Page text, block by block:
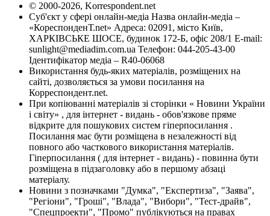
© 2000-2026, Korrespondent.net
Суб'єкт у сфері онлайн-медіа Назва онлайн-медіа –
«КореспонденТ.net» Адреса: 02091, місто Київ,
ХАРКІВСЬКЕ ШОСЕ, будинок 172-Б, офіс 208/1 E-mail:
sunlight@mediadim.com.ua Телефон: 044-205-43-00
Ідентифікатор медіа – R40-06068
Використання будь-яких матеріалів, розміщених на
сайті, дозволяється за умови посилання на
Корреспондент.net.
При копіюванні матеріалів зі сторінки « Новини України
і світу» , для інтернет - видань - обов'язкове пряме
відкрите для пошукових систем гіперпосилання .
Посилання має бути розміщена в незалежності від
повного або часткового використання матеріалів.
Гіперпосилання ( для інтернет - видань) - повинна бути
розміщена в підзаголовку або в першому абзаці
матеріалу.
Новини з позначками "Думка", "Експертиза", "Заява",
"Регіони", "Гроші", "Влада", "Вибори", "Тест-драйв",
"Спецпроекти", "Промо" публікуються на правах